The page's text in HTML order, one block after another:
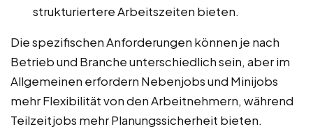
strukturiertere Arbeitszeiten bieten.
Die spezifischen Anforderungen können je nach
Betrieb und Branche unterschiedlich sein, aber im
Allgemeinen erfordern Nebenjobs und Minijobs
mehr Flexibilität von den Arbeitnehmern, während
Teilzeitjobs mehr Planungssicherheit bieten.